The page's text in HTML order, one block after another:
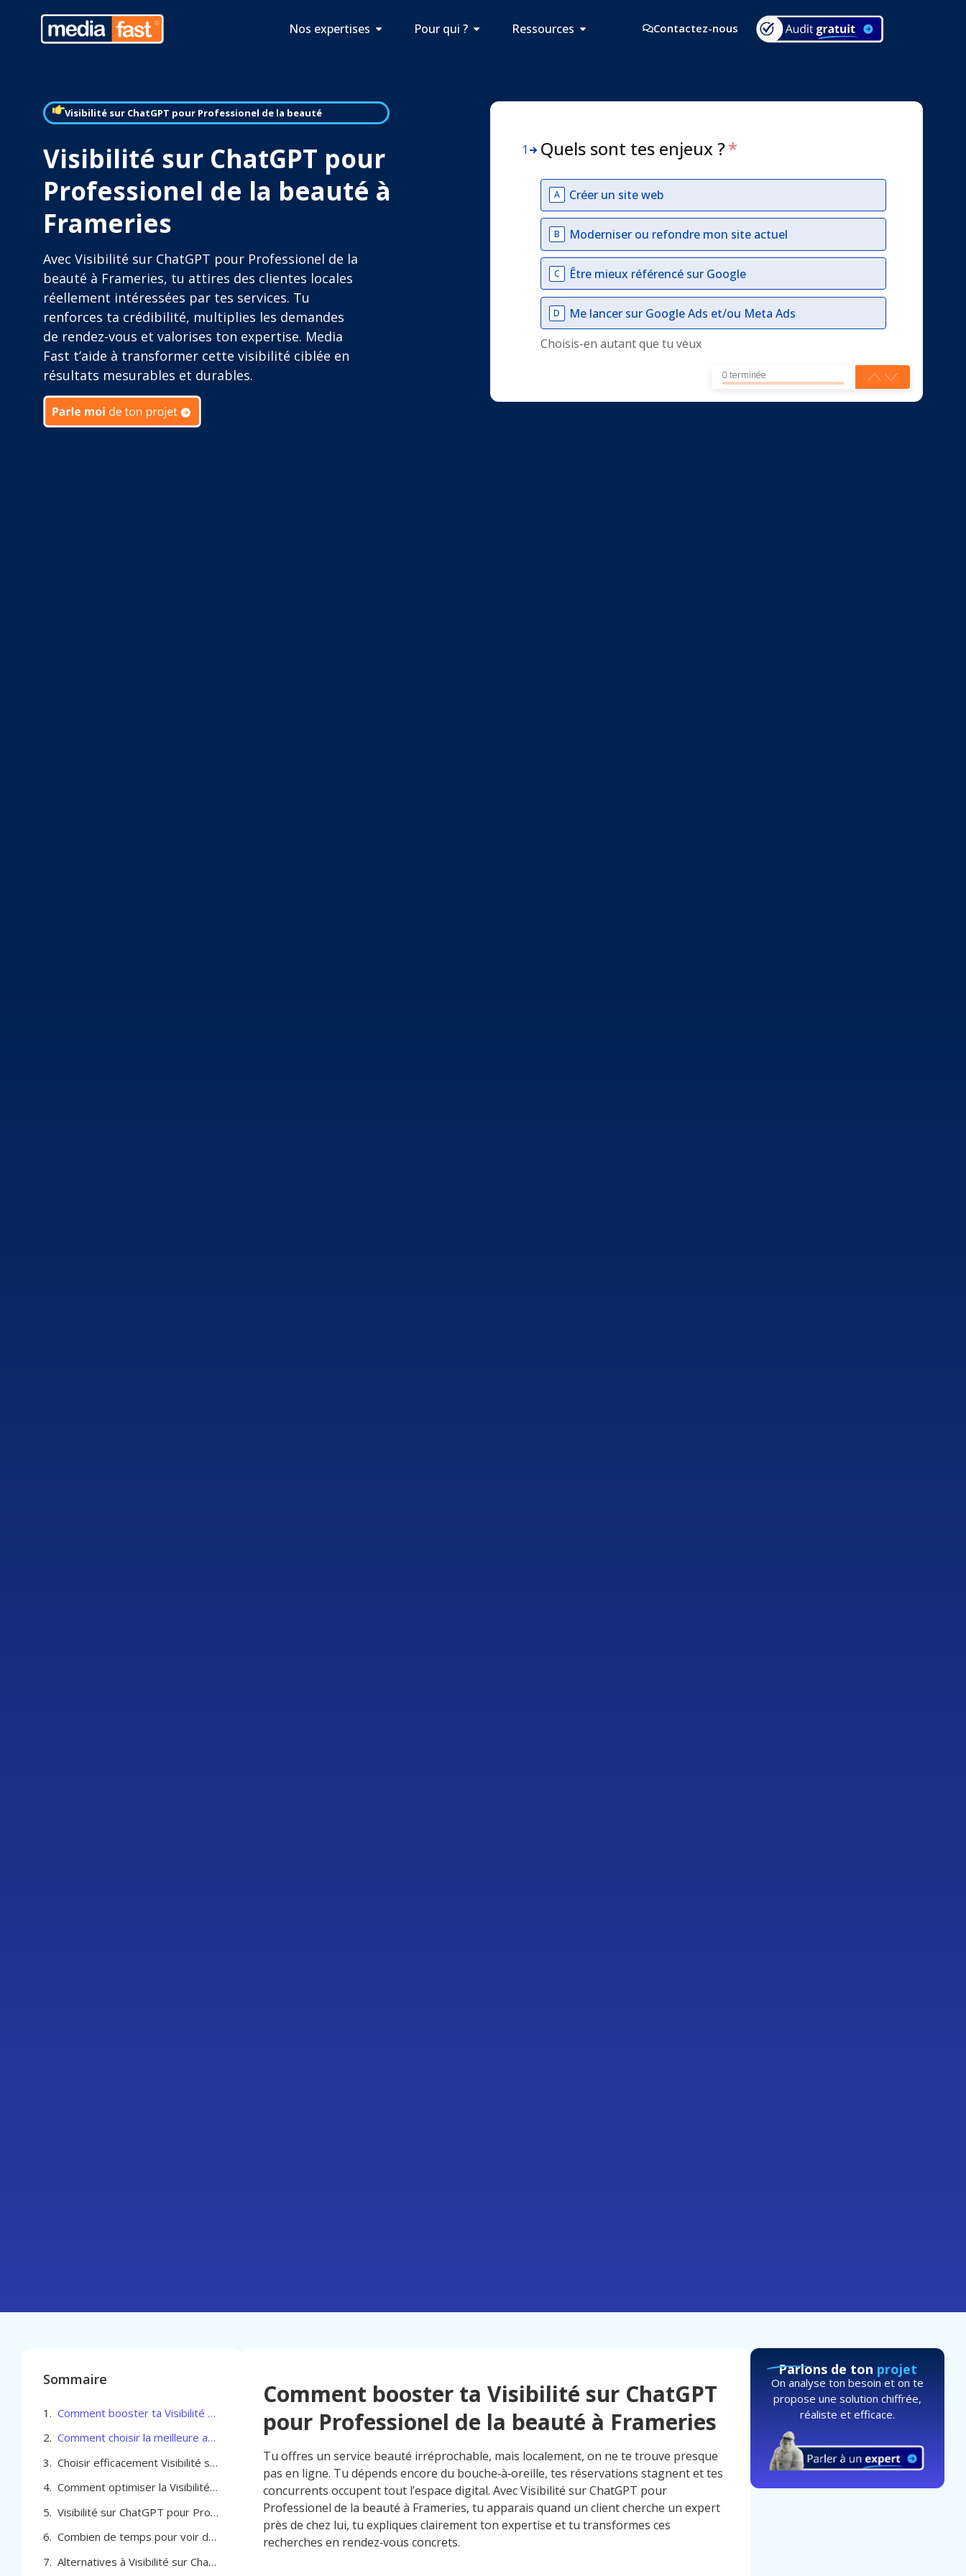
Nos expertises Pour qui ? Ressources Contactez-nous
Visibilité sur ChatGPT pour Professionel de la beauté
Visibilité sur ChatGPT pour
Professionel de la beauté à
Frameries
Avec Visibilité sur ChatGPT pour Professionel de la
beauté à Frameries, tu attires des clientes locales
réellement intéressées par tes services. Tu
renforces ta crédibilité, multiplies les demandes
de rendez-vous et valorises ton expertise. Media
Fast t’aide à transformer cette visibilité ciblée en
résultats mesurables et durables.
1 Quels sont tes enjeux ?*
A Créer un site web
B Moderniser ou refondre mon site actuel
C Être mieux référencé sur Google
D
Me lancer sur Google Ads et/ou Meta Ads
Choisis-en autant que tu veux
0 terminée
Sommaire
Comment booster ta Visibilité sur ChatGPT pour Professionel de la beauté à Frameries
Comment choisir la meilleure agence pour optimiser votre Visibilité sur ChatGPT pour Professionel de la beauté à Frameries
Choisir efficacement Visibilité sur ChatGPT pour Professionel de la beauté à Frameries
Comment optimiser la Visibilité sur ChatGPT pour Professionel de la beauté à Frameries
Visibilité sur ChatGPT pour Professionel de la beauté à Frameries
Combien de temps pour voir des résultats avec Visibilité sur ChatGPT à Frameries
Alternatives à Visibilité sur ChatGPT pour Professionel de la beauté à Frameries
Comment booster ta Visibilité sur ChatGPT
pour Professionel de la beauté à Frameries
Tu offres un service beauté irréprochable, mais localement, on ne te trouve presque
pas en ligne. Tu dépends encore du bouche‑à‑oreille, tes réservations stagnent et tes
concurrents occupent tout l’espace digital. Avec Visibilité sur ChatGPT pour
Professionel de la beauté à Frameries, tu apparais quand un client cherche un expert
près de chez lui, tu expliques clairement ton expertise et tu transformes ces
recherches en rendez‑vous concrets.
Parlons de ton projet
On analyse ton besoin et on te
propose une solution chiffrée,
réaliste et efficace.